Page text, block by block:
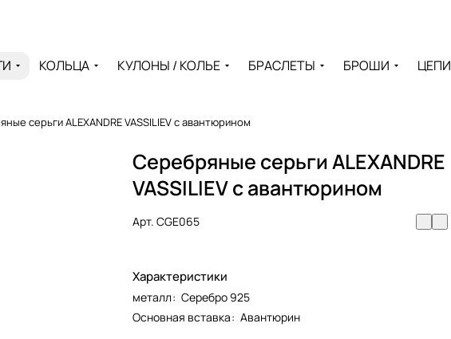
КОЛЬЦА КУЛОНЫ / КОЛЬЕ БРАСЛЕТЫ БРОШИ ЦЕПИ
серьги ALEXANDRE VASSILIEV с авантюрином
Серебряные серьги ALEXANDRE
VASSILIEV с авантюрином
Арт.CGE065
Характеристики
металл: Серебро 925
Основная вставка: Авантюрин